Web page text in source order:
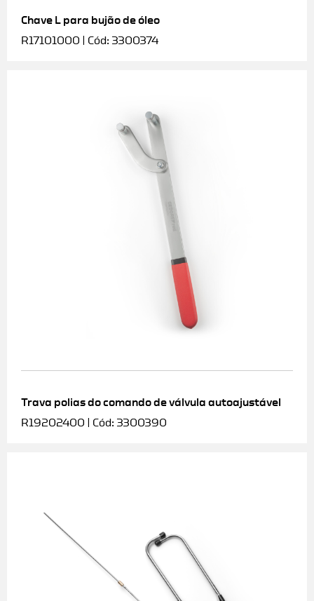
Chave L para bujão de óleo
R17101000 | Cód: 3300374
Trava polias do comando de válvula autoajustável
R19202400 | Cód: 3300390